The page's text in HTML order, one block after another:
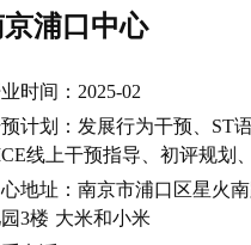
浦口中心
时间：2025-02
计划：发展行为干预、ST
线上干预指导、初评规划
地址：南京市浦口区星火
园3楼 大米和小米